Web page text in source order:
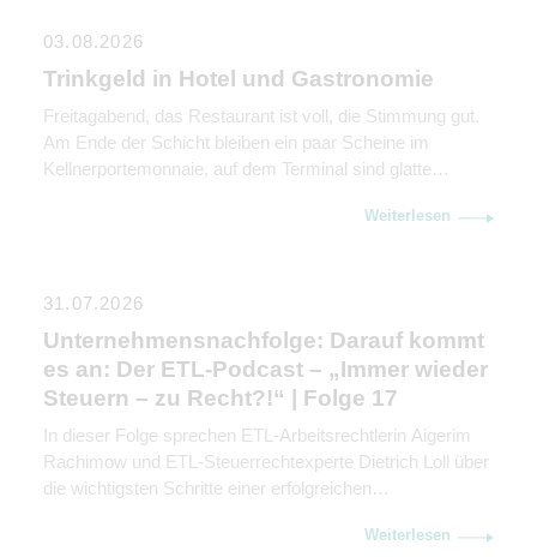
03.08.2026
Trinkgeld in Hotel und Gastronomie
Freitagabend, das Restaurant ist voll, die Stimmung gut.
Am Ende der Schicht bleiben ein paar Scheine im
Kellnerportemonnaie, auf dem Terminal sind glatte
scheinbar einfache Frage: Wem gehört das Trinkgeld
Weiterlesen
31.07.2026
Unternehmensnachfolge: Darauf kommt
es an: Der ETL-Podcast – „Immer wieder
Steuern – zu Recht?!“ | Folge 17
In dieser Folge sprechen ETL-Arbeitsrechtlerin Aigerim
Rachimow und ETL-Steuerrechtexperte Dietrich Loll über
die wichtigsten Schritte einer erfolgreichen
Kommunikation genauso wichtig ist wie rechtliche und
Weiterlesen